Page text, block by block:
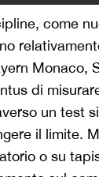
come
Monaco,
di
un test
il limite.
o su